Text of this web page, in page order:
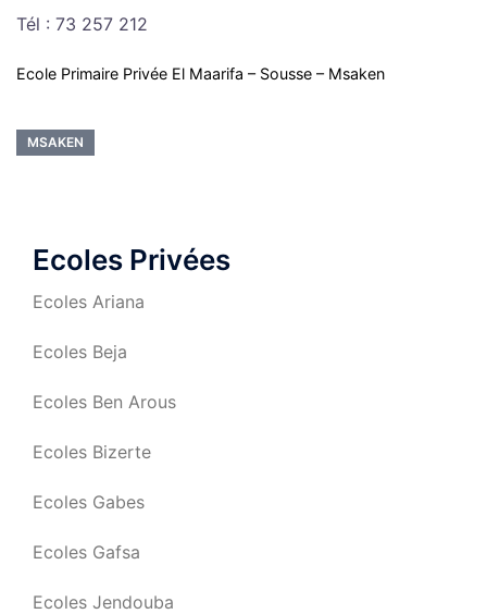
Tél : 73 257 212
Ecole Primaire Privée El Maarifa – Sousse – Msaken
MSAKEN
Ecoles Privées
Ecoles Ariana
Ecoles Beja
Ecoles Ben Arous
Ecoles Bizerte
Ecoles Gabes
Ecoles Gafsa
Ecoles Jendouba